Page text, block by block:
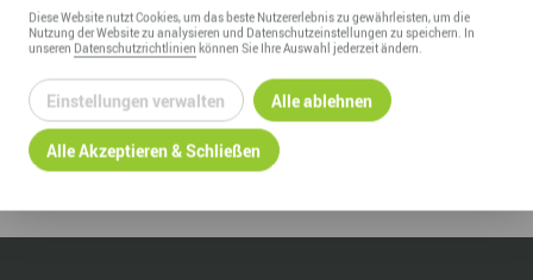
ZURÜCK ZUR ÜBERSICHT
DieseWebsitenutzt Cookies, um das beste Nutzererlebnis zu gewährleisten, um die
Nutzung derWebsitezu analysieren und Datenschutzeinstellungen zu speichern. In
unseren Datenschutzrichtlinien können Sie Ihre Auswahl jederzeit ändern.
Einstellungen verwalten Alle ablehnen
Alle Akzeptieren & Schließen